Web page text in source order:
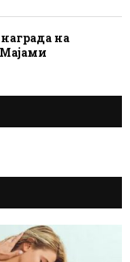
на